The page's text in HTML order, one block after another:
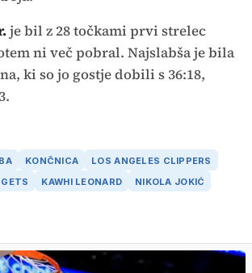
je bil z 28 točkami prvi strelec
ni več pobral. Najslabša je bila
ki so jo gostje dobili s 36:18,
KONČNICA
LOS ANGELES CLIPPERS
KAWHI LEONARD NIKOLA JOKIĆ